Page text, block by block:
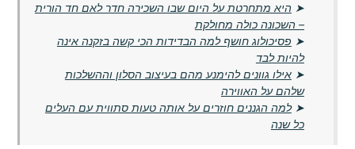
➤ היא מתחרטת על היום שבו השכירה חדר לאם חד הורית
– השכונה כולה מחולקת
➤ פסיכולוג חושף למה הבדידות הכי קשה בזקנה אינה
להיות לבד
➤אילו גוונים להימנע מהם בעיצוב הסלון וההשלכות
שלהם על האווירה
➤למה הגננים חוזרים על אותה טעות סתווית עם העלים
כל שנה